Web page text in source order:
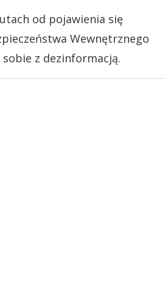
od pojawienia się
Wewnętrznego
z dezinformacją.